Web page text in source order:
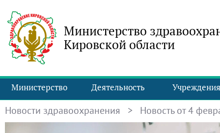
Министерство
Кировской области
Министерство Деятельность Учреждения
Новости здравоохранения > Новость от 4